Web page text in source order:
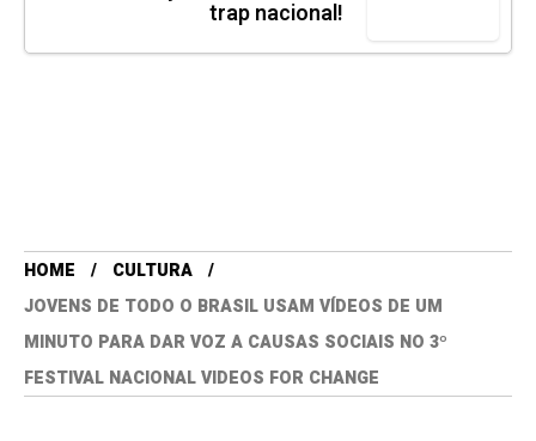
trap nacional!
HOME
CULTURA
JOVENS DE TODO O BRASIL USAM VÍDEOS DE UM
MINUTO PARA DAR VOZ A CAUSAS SOCIAIS NO 3º
FESTIVAL NACIONAL VIDEOS FOR CHANGE